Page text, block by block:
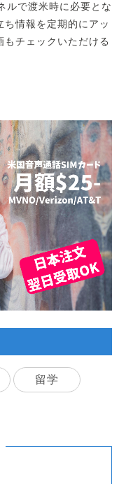
ルで渡米時に必要とな
情報を定期的にアッ
チェックいただける
留学